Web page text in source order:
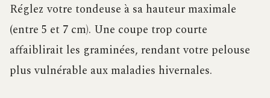
Réglez votre tondeuse à sa hauteur maximale
(entre 5 et 7 cm). Une coupe trop courte
affaiblirait les graminées, rendant votre pelouse
plus vulnérable aux maladies hivernales.